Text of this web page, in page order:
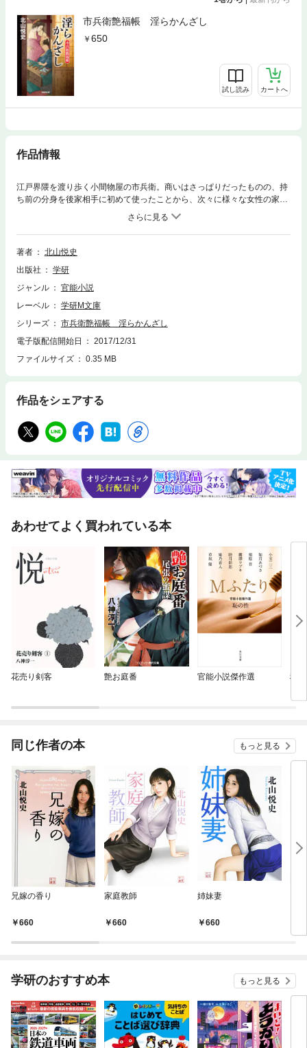
市兵衛艶福帳 淫らかんざし
650
試し読み カートへ
作品情報
江戸界隈を渡り歩く小間物屋の市兵衛。商いはさっぱりだったものの、持
ち前の分身を後家相手に初めて使ったことから、次々に様々な女性の家を
訪れことに。武家の妻、尼僧らに次々と求められる市兵衛は、小間物屋と
著者
北山悦史
出版社
学研
ジャンル
官能小説
レーベル
学研M文庫
シリーズ
市兵衛艶福帳 淫らかんざし
電子版配信開始日
2017/12/31
ファイルサイズ
0.35 MB
作品をシェアする
あわせてよく買われている本
花売り剣客 艶お庭番 官能小説傑作選 秘戯
同じ作者の本 もっと見る
兄嫁の香り
660
家庭教師
660
姉妹妻
660
学研のおすすめ本 もっと見る